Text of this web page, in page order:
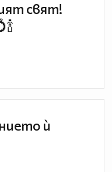
свят!
ѝ